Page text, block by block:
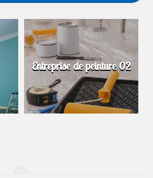
Entreprise de peinture 02